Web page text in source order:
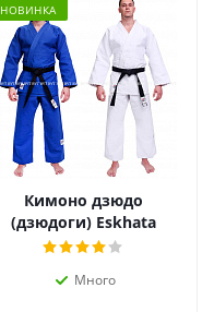
НОВИНКА
Кимоно дзюдо
(дзюдоги) Eskhata
Training
Много